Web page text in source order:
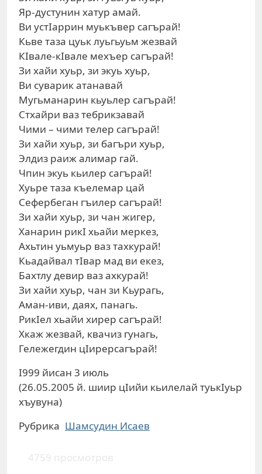
Яр-дустунин хатур амай.
Ви устIаррин муькъвер сагърай!
Кьве таза цуьк луьгьуьм жезвай
КIвале-кIвале мехъер сагърай!
Зи хайи хуьр, зи экуь хуьр,
Ви суварик атанавай
Мугьманарин кьуьлер сагърай!
Стхайри ваз тебрикзавай
Чими – чими телер сагърай!
Зи хайи хуьр, зи багъри хуьр,
Элдиз раиж алимар гай.
Чпин экуь кьилер сагърай!
Хуьре таза къелемар цай
Сефербеган гъилер сагърай!
Зи хайи хуьр, зи чан жигер,
Ханарин рикI хьайи меркез,
Ахьтин уьмуьр ваз тахкурай!
Кьадайвал тIвар мад ви екез,
Бахтлу девир ваз ахкурай!
Зи хайи хуьр, чан зи Кьурагь,
Аман-иви, даях, панагь.
РикIел хьайи хирер сагърай!
Хкаж жезвай, квачиз гунагь,
Гележегдин цIирерсагърай!
I999 йисан 3 июль
(26.05.2005 й. шиир цIийи кьилелай туькIуьр
хъувуна)
Рубрика Шамсудин Исаев
4759 просмотров